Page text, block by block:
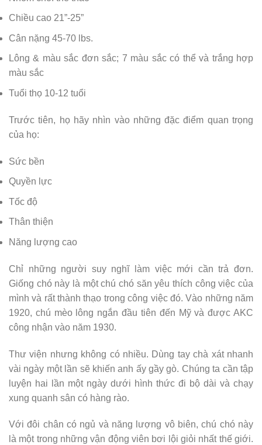
Chiều cao 21”-25”
Cân nặng 45-70 lbs.
Lông & màu sắc đơn sắc; 7 màu sắc có thể và trắng hợp
màu sắc
Tuổi thọ 10-12 tuổi
Trước tiên, họ hãy nhìn vào những đặc điểm quan trọng
của họ:
Sức bền
Quyền lực
Tốc độ
Thân thiện
Năng lượng cao
Chỉ những người suy nghĩ làm việc mới cần trả đơn.
Giống chó này là một chú chó săn yêu thích công việc của
mình và rất thành thạo trong công việc đó. Vào những năm
1920, chú mèo lông ngắn đầu tiên đến Mỹ và được AKC
công nhận vào năm 1930.
Thư viện nhưng không có nhiều. Dùng tay chà xát nhanh
vài ngày một lần sẽ khiến anh ấy gầy gò. Chúng ta cần tập
luyện hai lần một ngày dưới hình thức đi bộ dài và chạy
xung quanh sân có hàng rào.
Với đôi chân có ngủ và năng lượng vô biên, chú chó này
là một trong những vận động viên bơi lội giỏi nhất thế giới.